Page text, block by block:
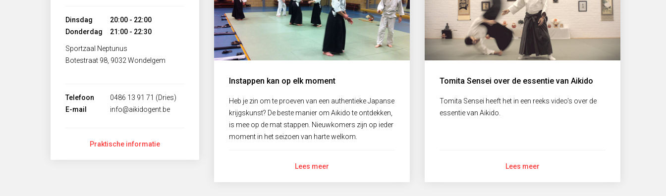
Dinsdag
20:00 - 22:00
Donderdag
21:00 - 22:30
Sportzaal Neptunus
Botestraat 98, 9032 Wondelgem
Telefoon
0486 13 91 71 (Dries)
E-mail
info@aikidogent.be
Praktische informatie
Instappen kan op elk moment
Heb je zin om te proeven van een authentieke Japanse
krijgskunst? De beste manier om Aikido te ontdekken,
is mee op de mat stappen. Nieuwkomers zijn op ieder
moment in het seizoen van harte welkom.
Lees meer
Tomita Sensei over de essentie van Aikido
Tomita Sensei heeft het in een reeks video's over de
essentie van Aikido.
Lees meer